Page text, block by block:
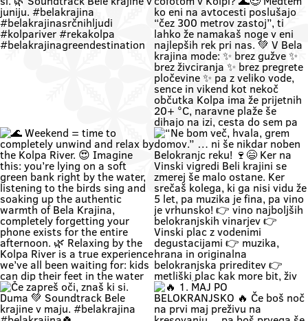
Zapri oči, globoko vdihni. Pri nas
čas teče počasneje. Duma si. 🌿
Soundtrack Bele krajine v juniju.
#belakrajina
#belakrajinasrčnihljudi
#kolpariver #rekakolpa
#belakrajinagreendestination
🚗 Zakaj bi vikend začel v koloni …
če ga lahk začneš s čofotom v
Kolpi? 🌊😎 Medtem ko eni na
avtocesti poslušajo “čez 300
metrov zastoj”, ti lahko že
namakaš noge v eni najlepših rek
pri nas. 💚 V Bela krajina mode: ✨
brez gužve ✨ brez živciranja ✨
brez pregrete pločevine ✨ pa z
veliko vode, sence in vikend kot
nekoč občutka Kolpa ima že
prijetnih 20+ °C, naravne plaže še
dihajo na izi, cesta do sem pa ni
stres test za živce. 😌 💡 Vikend
plan: kopalke ✔️ brisača ✔️ hladna
pijača ✔️ DARS drama ❌ 📍 Bela
krajina kliče. Pa ne po troblji. 😏
#BelaKrajina #Kolpa
#SloveniaOutdoor #FeelSlovenia
#Poletje Roadtrip Narava Kopanje
WeekendMood HiddenGem
🌊 Weekend = time to completely
unwind and relax by the Kolpa
River. 😍 Imagine this: you’re lying
on a soft green bank right by the
“Ne bom več, hvala, grem domov.”
… ni še nikdar noben Belokranjc
reku! 🍷😄 Ker na Vinski vigredi
Beli krajini se zmerej še malo